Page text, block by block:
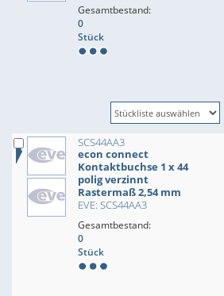
Gesamtbestand:
0
Stück
SCS44AA3
econ connect
Kontaktbuchse 1 x 44
polig verzinnt
Rastermaß 2,54 mm
EVE: SCS44AA3
Gesamtbestand:
0
Stück